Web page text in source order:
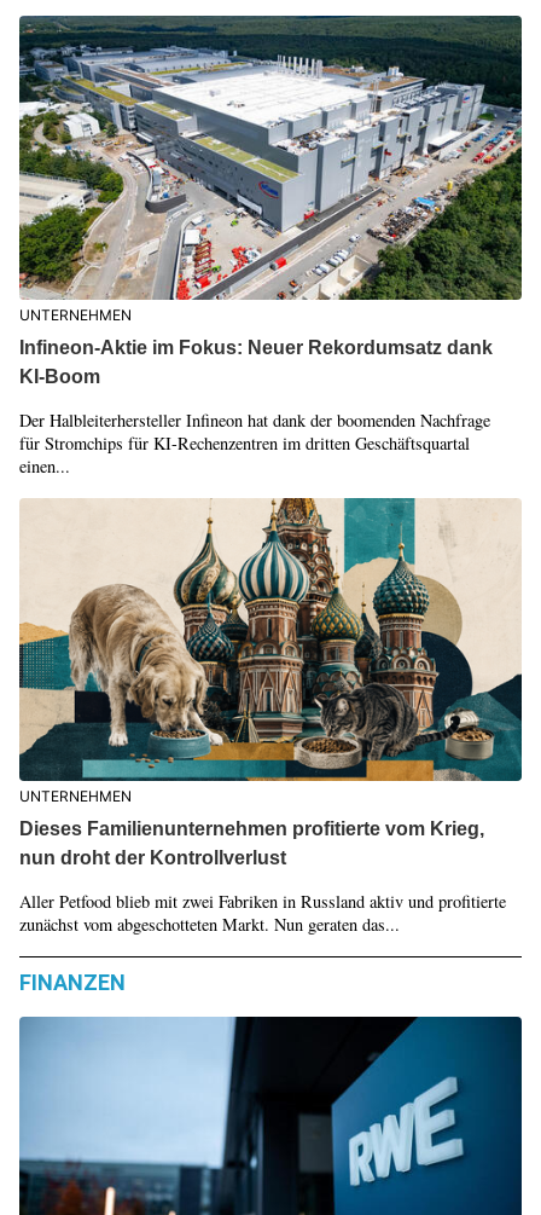
UNTERNEHMEN
Infineon-Aktie im Fokus: Neuer Rekordumsatz dank
KI-Boom
Der Halbleiterhersteller Infineon hat dank der boomenden Nachfrage
für Stromchips für KI-Rechenzentren im dritten Geschäftsquartal
einen...
UNTERNEHMEN
Dieses Familienunternehmen profitierte vom Krieg,
nun droht der Kontrollverlust
Aller Petfood blieb mit zwei Fabriken in Russland aktiv und profitierte
zunächst vom abgeschotteten Markt. Nun geraten das...
FINANZEN